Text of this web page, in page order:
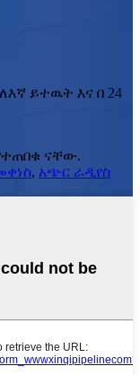
ይተዉት እና በ 24
ናቸው.
, አጭር ራዲየስ